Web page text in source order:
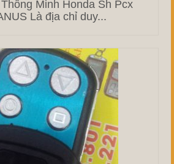
Minh Honda Sh Pcx
Là địa chỉ duy...